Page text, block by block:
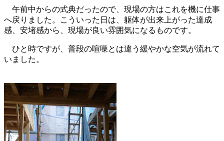
午前中からの式典だったので、現場の方はこれを機に仕事
へ戻りました。こういった日は、躯体が出来上がった達成
感、安堵感から、現場が良い雰囲気になるものです。
ひと時ですが、普段の喧噪とは違う緩やかな空気が流れて
いました。